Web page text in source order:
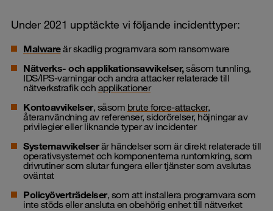
Under 2021 upptäckte vi följande incidenttyper:
Malwareär skadlig programvara som ransomware
Nätverks- och applikationsavvikelser,såsom tunnling,
IDS/IPS-varningar och andra attacker relaterade till
nätverkstrafik och applikationer
Kontoavvikelser, såsom brute force-attacker,
återanvändning av referenser, sidorörelser, höjningar av
privilegier eller liknande typer av incidenter
Systemavvikelserär händelser som är direkt relaterade till
operativsystemet och komponenterna runtomkring, som
drivrutiner som slutar fungera eller tjänster som avslutas
oväntat
Policyöverträdelser, som att installera programvara som
inte stöds eller ansluta en obehörig enhet till nätverket